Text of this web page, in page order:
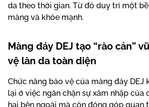
da theo thời gian. Từ đó duy trì một
màng và khỏe mạnh.
Màng đáy DEJ tạo “rào cản”
vệ làn da toàn diện
Chức năng bảo vệ của màng đáy DEJ
lại ở việc ngăn chặn sự xâm nhập của
hại bên ngoài mà còn đóng góp quan